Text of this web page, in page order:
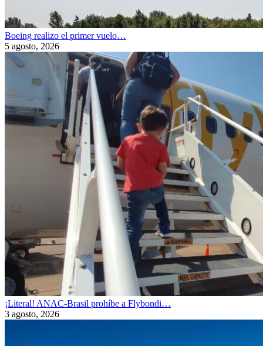
Boeing realizo el primer vuelo…
5 agosto, 2026
¡Literal! ANAC-Brasil prohíbe a Flybondi…
3 agosto, 2026